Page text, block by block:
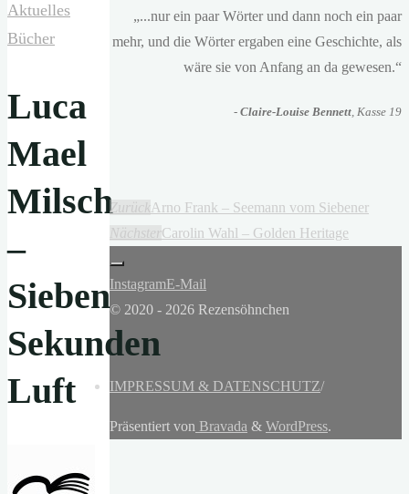
Aktuelles
Bücher
Luca
Mael
Milsch
–
Sieben
Sekunden
Luft
„...nur ein paar Wörter und dann noch ein paar
mehr, und die Wörter ergaben eine Geschichte, als
wäre sie von Anfang an da gewesen.“
- Claire-Louise Bennett, Kasse 19
Zurück Arno Frank – Seemann vom Siebener
NächsterCarolin Wahl – Golden Heritage
InstagramE-Mail
© 2020 - 2026 Rezensöhnchen
IMPRESSUM & DATENSCHUTZ/
Präsentiert von Bravada & WordPress.